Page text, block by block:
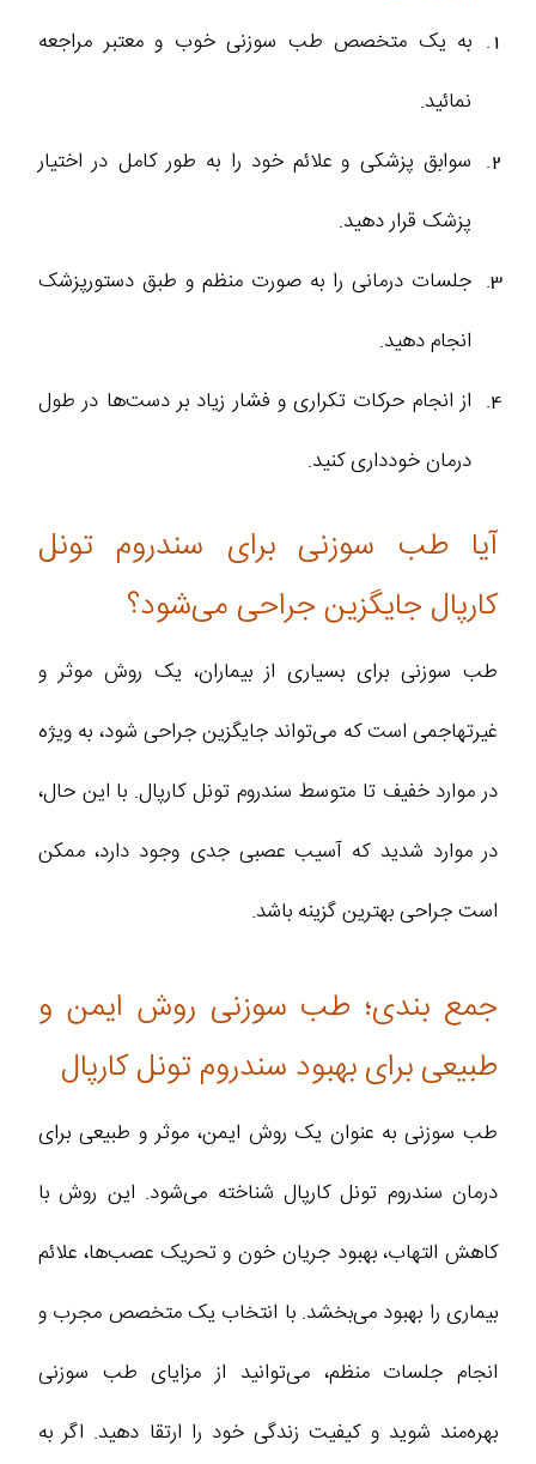
به یک متخصص طب سوزنی خوب و معتبر مراجعه
نمائید.
سوابق پزشکی و علائم خود را به طور کامل در اختیار
پزشک قرار دهید.
جلسات درمانی را به صورت منظم و طبق دستورپزشک
انجام دهید.
از انجام حرکات تکراری و فشار زیاد بر دست‌ها در طول
درمان خودداری کنید.
آیا طب سوزنی برای سندروم تونل
کارپال جایگزین جراحی می‌شود؟
طب سوزنی برای بسیاری از بیماران، یک روش موثر و
غیرتهاجمی است که می‌تواند جایگزین جراحی شود، به ویژه
در موارد خفیف تا متوسط سندروم تونل کارپال. با این حال،
در موارد شدید که آسیب عصبی جدی وجود دارد، ممکن
است جراحی بهترین گزینه باشد.
جمع بندی؛ طب سوزنی روش ایمن و
طبیعی برای بهبود سندروم تونل کارپال
طب سوزنی به عنوان یک روش ایمن، موثر و طبیعی برای
درمان سندروم تونل کارپال شناخته می‌شود. این روش با
کاهش التهاب، بهبود جریان خون و تحریک عصب‌ها، علائم
بیماری را بهبود می‌بخشد. با انتخاب یک متخصص مجرب و
انجام جلسات منظم، می‌توانید از مزایای طب سوزنی
بهره‌مند شوید و کیفیت زندگی خود را ارتقا دهید. اگر به